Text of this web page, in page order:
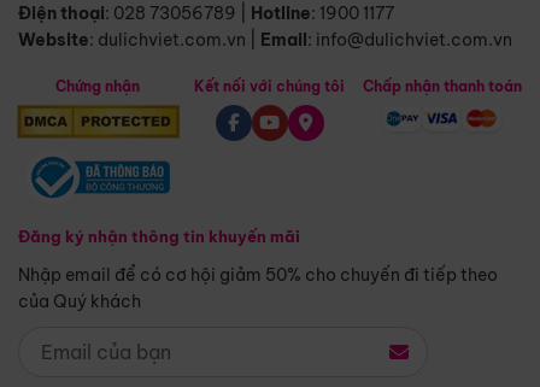
Điện thoại: 028 73056789 Hotline: 1900 1177
Website: dulichviet.com.vn Email: info@dulichviet.com.vn
Chứng nhận
Đăng ký nhận thông tin khuyến mãi
Nhập email để có cơ hội giảm 50% cho chuyến đi tiếp theo
của Quý khách
Kết nối với chúng tôi Chấp nhận thanh toán